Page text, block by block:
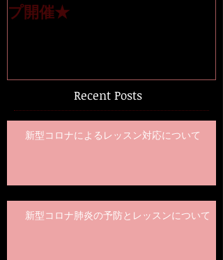
プ開催★
Recent Posts
新型コロナによるレッスン対応について
新型コロナ肺炎の予防とレッスンについて